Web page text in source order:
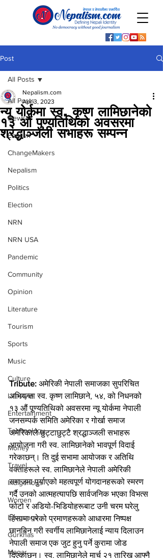
Post
All Posts
News
English
ChangeMakers
Nepalism
Politics
Election
NRN
NRN USA
Pandemic
Community
Opinion
Literature
Tourism
Sports
Music
Culture
Lifestyle
Entertainment
Technology
Money
Travel
Indigenous
Women
Language
Gurkhas
Magar
All Posts
न्यू योर्कमा स्व. कृष्ण लामिछानेको
१३ औं पुण्यतिथिको अवसरमा
श्रद्धाञ्जली सभाहरू सम्पन्न
Nepalism.com
Apr 3, 2023
Tribute: अमेरिकी नेपाली समाजका सुपरिचित
अभियन्ता स्व. कृष्ण लामिछाने, ५४, को निधनको
१३ औं पूण्यतिथिको अवसरमा न्यू योर्कमा नेपाली
जनसम्पर्क समिति अमेरिका र गोर्खा समाज
अमेरिकाले छुट्टाछुट्टै श्रद्धाञ्जली सभाहरू
आयोजना गरी स्व. लामिछानेको भावपूर्ण विदाई
गरेकाछन्। ति दुई सभामा आयोजक र अतिथि
वक्ताहरूले स्व. लामिछानेले नेपाली अमेरिकी
समाजमा पुर्याएको महत्वपूर्ण योगदानहरूको स्मरण
गर्दै उनको आत्महत्यापछि सार्वजनिक भएका विभत्स
फोटो र अडियो-भिडियोहरूबाट उनी चरम घरेलु
हिंसामा परेको प्रमाणहरूको आधारमा निष्पक्ष
छानबिन गरी स्वर्गीय लामिछानेलाई न्याय दिलाउन
नेपाली समाज एक जुट हुनु पर्ने कुरामा जोड
दिएकाछन्। स्व. लामिछानेले मार्च २१ तारिख आफ्नै